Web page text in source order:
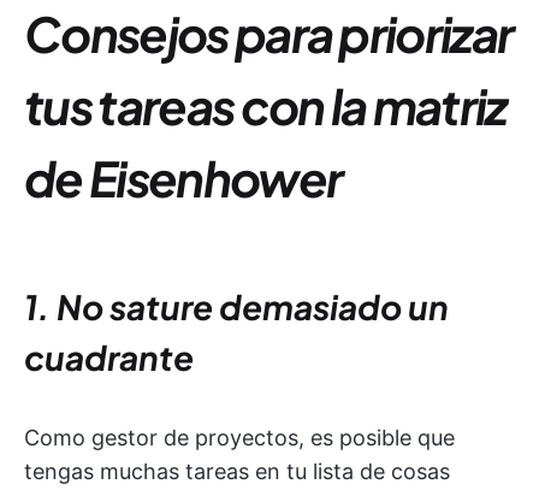
Consejos para priorizar
tus tareas con la matriz
de Eisenhower
1. No sature demasiado un
cuadrante
Como gestor de proyectos, es posible que
tengas muchas tareas en tu lista de cosas